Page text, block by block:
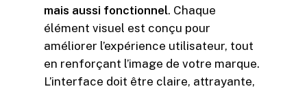
mais aussi fonctionnel. Chaque
élément visuel est conçu pour
améliorer l’expérience utilisateur, tout
en renforçant l’image de votre marque.
L’interface doit être claire, attrayante,